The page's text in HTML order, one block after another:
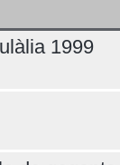
1999